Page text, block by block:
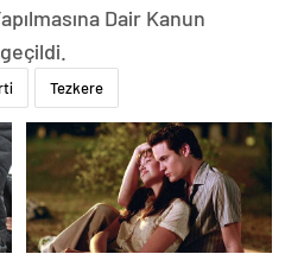
Dair Kanun
Tezkere